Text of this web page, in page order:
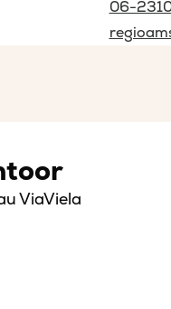
06-
ViaViela